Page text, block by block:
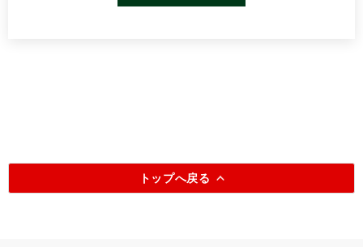
トップへ戻る